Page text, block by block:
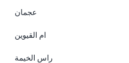
عجمان
ام القيوين
راس الخيمة